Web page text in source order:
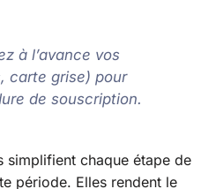
à l’avance vos
carte grise) pour
de souscription.
simplifient chaque étape de
période. Elles rendent le